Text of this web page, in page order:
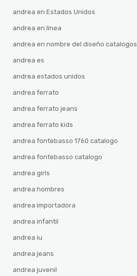
andrea en Estados Unidos
andrea en linea
andrea en nombre del diseño catalogos
andrea es
andrea estados unidos
andrea ferrato
andrea ferrato jeans
andrea ferrato kids
andrea fontebasso 1760 catalogo
andrea fontebasso catalogo
andrea girls
andrea hombres
andrea importadora
andrea infantil
andrea iu
andrea jeans
andrea juvenil